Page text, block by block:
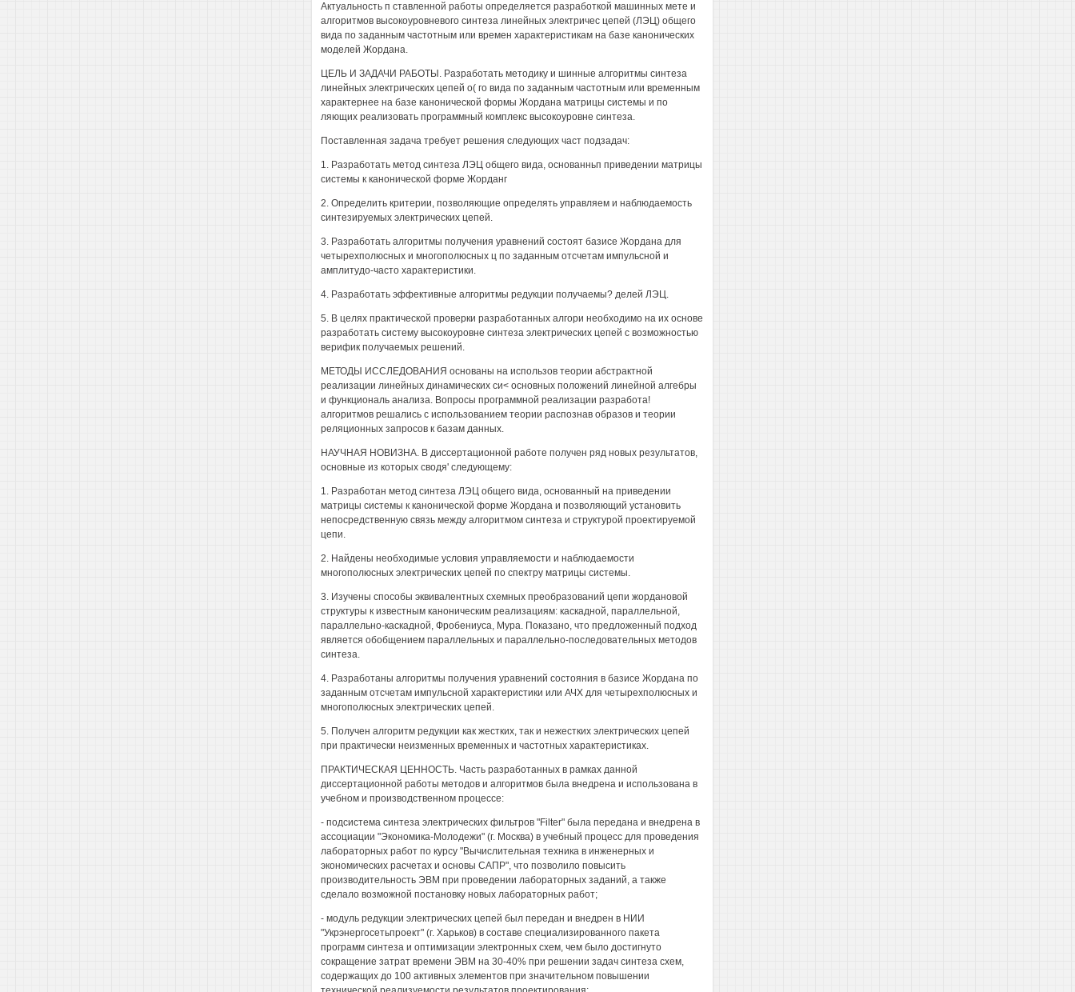
Актуальность п ставленной работы определяется разработкой машинных мете и
алгоритмов высокоуровневого синтеза линейных электричес цепей (ЛЭЦ) общего
вида по заданным частотным или времен характеристикам на базе канонических
моделей Жордана.
ЦЕЛЬ И ЗАДАЧИ РАБОТЫ. Разработать методику и шинные алгоритмы синтеза
линейных электрических цепей о( го вида по заданным частотным или временным
характернее на базе канонической формы Жордана матрицы системы и по
ляющих реализовать программный комплекс высокоуровне синтеза.
Поставленная задача требует решения следующих част подзадач:
1. Разработать метод синтеза ЛЭЦ общего вида, основанньп приведении матрицы
системы к канонической форме Жорданг
2. Определить критерии, позволяющие определять управляем и наблюдаемость
синтезируемых электрических цепей.
3. Разработать алгоритмы получения уравнений состоят базисе Жордана для
четырехполюсных и многополюсных ц по заданным отсчетам импульсной и
амплитудо-часто характеристики.
4. Разработать эффективные алгоритмы редукции получаемы? делей ЛЭЦ.
5. В целях практической проверки разработанных алгори необходимо на их основе
разработать систему высокоуровне синтеза электрических цепей с возможностью
верифик получаемых решений.
МЕТОДЫ ИССЛЕДОВАНИЯ основаны на использов теории абстрактной
реализации линейных динамических си< основных положений линейной алгебры
и функциональ анализа. Вопросы программной реализации разработа!
алгоритмов решались с использованием теории распознав образов и теории
реляционных запросов к базам данных.
НАУЧНАЯ НОВИЗНА. В диссертационной работе получен ряд новых результатов,
основные из которых сводя' следующему:
1. Разработан метод синтеза ЛЭЦ общего вида, основанный на приведении
матрицы системы к канонической форме Жордана и позволяющий установить
непосредственную связь между алгоритмом синтеза и структурой проектируемой
цепи.
2. Найдены необходимые условия управляемости и наблюдаемости
многополюсных электрических цепей по спектру матрицы системы.
3. Изучены способы эквивалентных схемных преобразований цепи жордановой
структуры к известным каноническим реализациям: каскадной, параллельной,
параллельно-каскадной, Фробениуса, Мура. Показано, что предложенный подход
является обобщением параллельных и параллельно-последовательных методов
синтеза.
4. Разработаны алгоритмы получения уравнений состояния в базисе Жордана по
заданным отсчетам импульсной характеристики или АЧХ для четырехполюсных и
многополюсных электрических цепей.
5. Получен алгоритм редукции как жестких, так и нежестких электрических цепей
при практически неизменных временных и частотных характеристиках.
ПРАКТИЧЕСКАЯ ЦЕННОСТЬ. Часть разработанных в рамках данной
диссертационной работы методов и алгоритмов была внедрена и использована в
учебном и производственном процессе:
- подсистема синтеза электрических фильтров "Filter" была передана и внедрена в
ассоциации "Экономика-Молодежи" (г. Москва) в учебный процесс для проведения
лабораторных работ по курсу "Вычислительная техника в инженерных и
экономических расчетах и основы САПР", что позволило повысить
производительность ЭВМ при проведении лабораторных заданий, а также
сделало возможной постановку новых лабораторных работ;
- модуль редукции электрических цепей был передан и внедрен в НИИ
"Укрэнергосетьпроект" (г. Харьков) в составе специализированного пакета
программ синтеза и оптимизации электронных схем, чем было достигнуто
сокращение затрат времени ЭВМ на 30-40% при решении задач синтеза схем,
содержащих до 100 активных элементов при значительном повышении